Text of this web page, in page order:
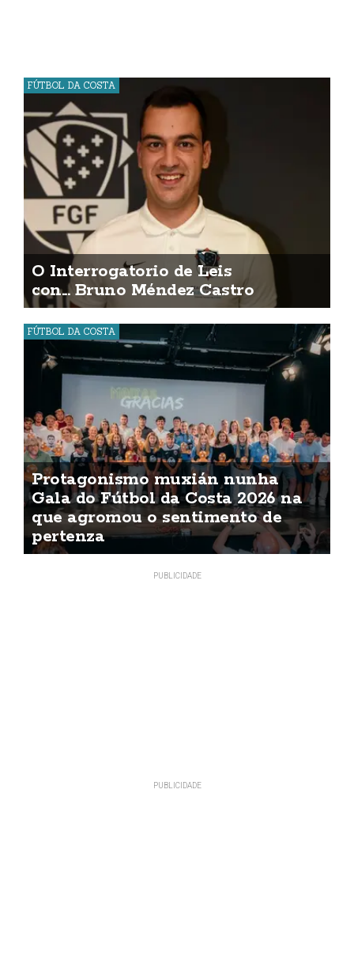
FÚTBOL DA COSTA
O Interrogatorio de Leis
con... Bruno Méndez Castro
FÚTBOL DA COSTA
Protagonismo muxián nunha
Gala do Fútbol da Costa 2026 na
que agromou o sentimento de
pertenza